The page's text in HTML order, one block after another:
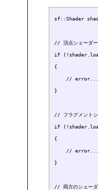
sf::Shader
// 頂点シェーダー
if
{
    // error...
}
// フラグメントシ
if
{
    // error...
}
// 両方のシェーダ